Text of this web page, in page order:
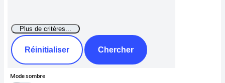
Réinitialiser Chercher
Mode sombre